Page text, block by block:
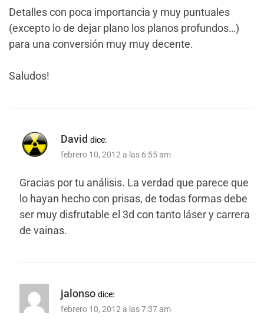
Detalles con poca importancia y muy puntuales
(excepto lo de dejar plano los planos profundos…)
para una conversión muy muy decente.
Saludos!
David dice:
febrero 10, 2012 a las 6:55 am
Gracias por tu análisis. La verdad que parece que
lo hayan hecho con prisas, de todas formas debe
ser muy disfrutable el 3d con tanto láser y carrera
de vainas.
jalonso dice:
febrero 10, 2012 a las 7:37 am